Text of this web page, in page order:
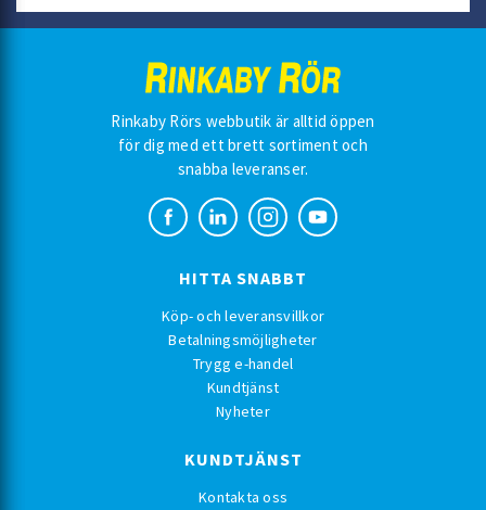
Rinkaby Rörs webbutik är alltid öppen
för dig med ett brett sortiment och
snabba leveranser.
HITTA SNABBT
Köp- och leveransvillkor
Betalningsmöjligheter
Trygg e-handel
Kundtjänst
Nyheter
KUNDTJÄNST
Kontakta oss